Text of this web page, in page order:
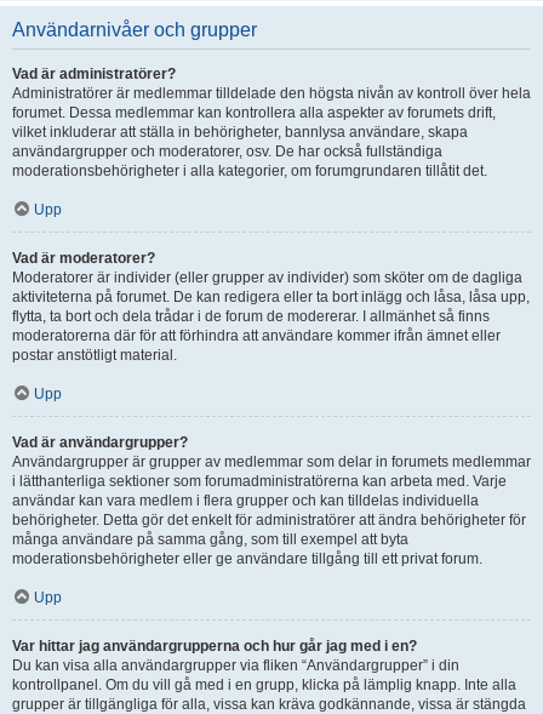
Användarnivåer och grupper
Vad är administratörer?
Administratörer är medlemmar tilldelade den högsta nivån av kontroll över hela
forumet. Dessa medlemmar kan kontrollera alla aspekter av forumets drift,
vilket inkluderar att ställa in behörigheter, bannlysa användare, skapa
användargrupper och moderatorer, osv. De har också fullständiga
moderationsbehörigheter i alla kategorier, om forumgrundaren tillåtit det.
Upp
Vad är moderatorer?
Moderatorer är individer (eller grupper av individer) som sköter om de dagliga
aktiviteterna på forumet. De kan redigera eller ta bort inlägg och låsa, låsa upp,
flytta, ta bort och dela trådar i de forum de modererar. I allmänhet så finns
moderatorerna där för att förhindra att användare kommer ifrån ämnet eller
postar anstötligt material.
Upp
Vad är användargrupper?
Användargrupper är grupper av medlemmar som delar in forumets medlemmar
i lätthanterliga sektioner som forumadministratörerna kan arbeta med. Varje
användar kan vara medlem i flera grupper och kan tilldelas individuella
behörigheter. Detta gör det enkelt för administratörer att ändra behörigheter för
många användare på samma gång, som till exempel att byta
moderationsbehörigheter eller ge användare tillgång till ett privat forum.
Upp
Var hittar jag användargrupperna och hur går jag med i en?
Du kan visa alla användargrupper via fliken “Användargrupper” i din
kontrollpanel. Om du vill gå med i en grupp, klicka på lämplig knapp. Inte alla
grupper är tillgängliga för alla, vissa kan kräva godkännande, vissa är stängda